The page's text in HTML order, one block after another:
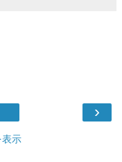
›
表示